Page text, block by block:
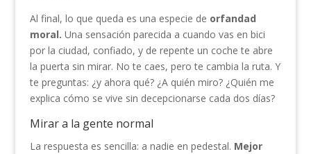
Al final, lo que queda es una especie de orfandad
moral. Una sensación parecida a cuando vas en bici
por la ciudad, confiado, y de repente un coche te abre
la puerta sin mirar. No te caes, pero te cambia la ruta. Y
te preguntas: ¿y ahora qué? ¿A quién miro? ¿Quién me
explica cómo se vive sin decepcionarse cada dos días?
Mirar a la gente normal
La respuesta es sencilla: a nadie en pedestal. Mejor